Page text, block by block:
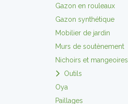
Gazon en rouleaux
Gazon synthétique
Mobilier de jardin
Murs de soutènement
Nichoirs et mangeoires
Outils
Oya
Paillages